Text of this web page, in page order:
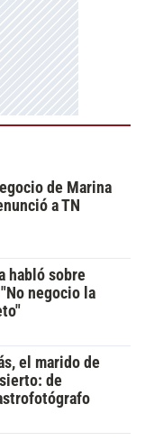
de Marina
a TN
habló sobre
negocio la
el marido de
de